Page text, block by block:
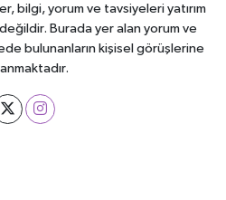
bilgi, yorum ve tavsiyeleri yatırım
değildir. Burada yer alan yorum ve
bulunanların kişisel görüşlerine